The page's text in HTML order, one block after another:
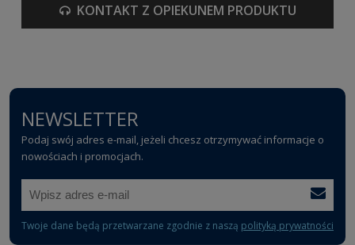
KONTAKT Z OPIEKUNEM PRODUKTU
NEWSLETTER
Podaj swój adres e-mail, jeżeli chcesz otrzymywać informacje o
nowościach i promocjach.
Twoje dane będą przetwarzane zgodnie z naszą polityką prywatności